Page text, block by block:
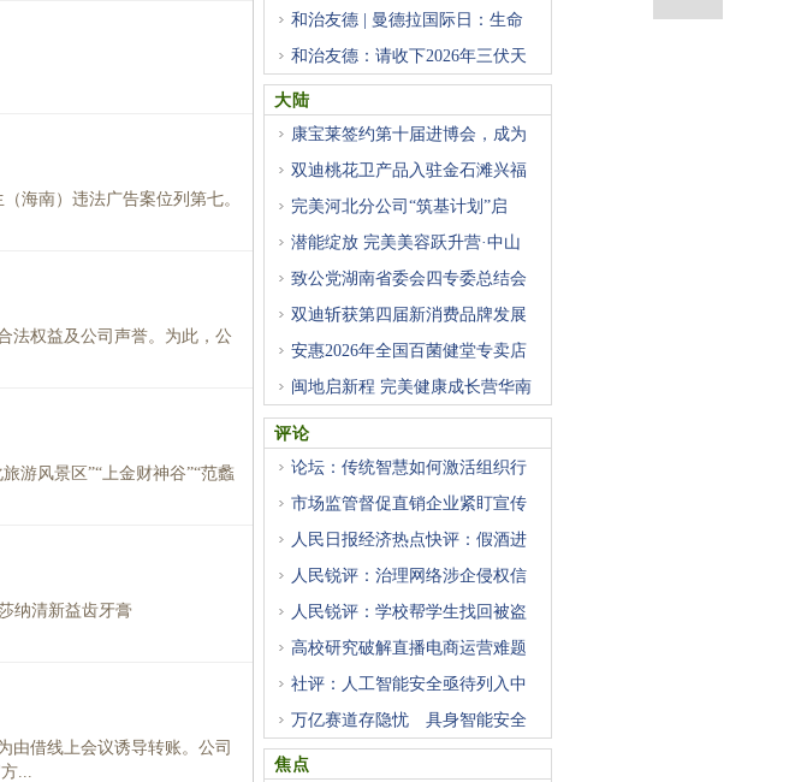
海南）违法广告案位列第七。
法权益及公司声誉。为此，公
游风景区”“上金财神谷”“范蠡
纳清新益齿牙膏
由借线上会议诱导转账。公司
...
和治友德 | 曼德拉国际日：生命
和治友德：请收下2026年三伏天
养
大陆
康宝莱签约第十届进博会，成为
双迪桃花卫产品入驻金石滩兴福
完美河北分公司“筑基计划”启
潜能绽放 完美美容跃升营·中山
致公党湖南省委会四专委总结会
双迪斩获第四届新消费品牌发展
安惠2026年全国百菌健堂专卖店
闽地启新程 完美健康成长营华南
评论
论坛：传统智慧如何激活组织行
市场监管督促直销企业紧盯宣传
人民日报经济热点快评：假酒进
人民锐评：治理网络涉企侵权信
人民锐评：学校帮学生找回被盗
高校研究破解直播电商运营难题
社评：人工智能安全亟待列入中
万亿赛道存隐忧 具身智能安全
焦点